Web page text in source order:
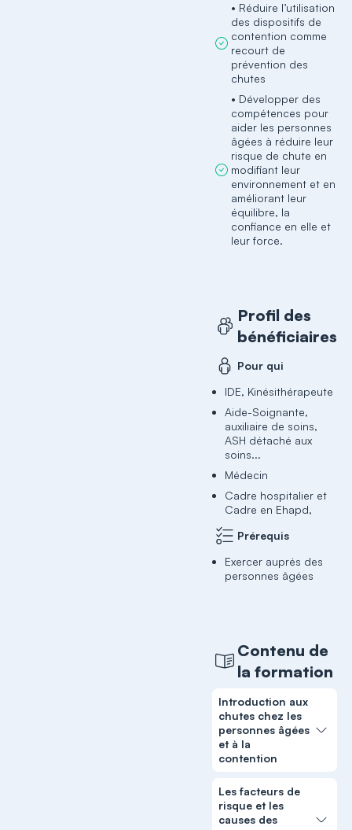
• Réduire l’utilisation
des dispositifs de
contention comme
recourt de
prévention des
chutes
• Développer des
compétences pour
aider les personnes
âgées à réduire leur
risque de chute en
modifiant leur
environnement et en
améliorant leur
équilibre, la
confiance en elle et
leur force.
Profil des
bénéficiaires
Pour qui
IDE, Kinésithérapeute
Aide-Soignante,
auxiliaire de soins,
ASH détaché aux
soins...
Médecin
Cadre hospitalier et
Cadre en Ehapd,
Prérequis
Exercer auprés des
personnes âgées
Contenu de
la formation
Introduction aux
chutes chez les
personnes âgées
et à la
contention
Les facteurs de
risque et les
causes des